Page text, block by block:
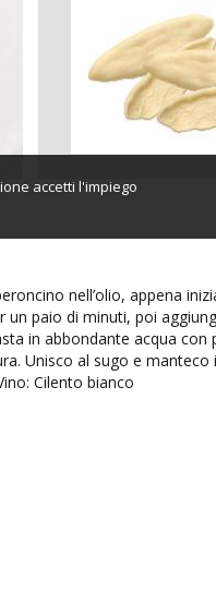
accetti l'impiego
nell’olio, appena
paio di minuti, poi
in abbondante acqua con
Unisco al sugo e
Cilento bianco